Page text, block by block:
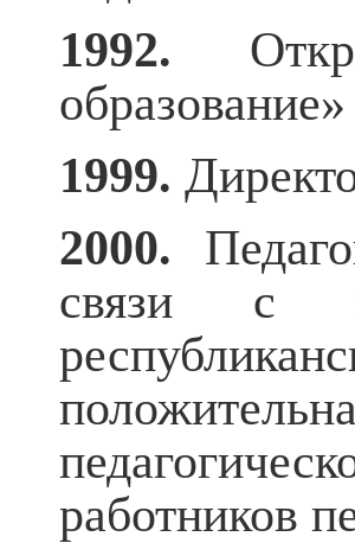
1992.
1999.
2000.
связи с
работников